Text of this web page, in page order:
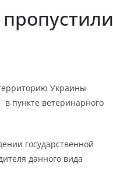
Украины
пункте ветеринарного
государственной
данного вида